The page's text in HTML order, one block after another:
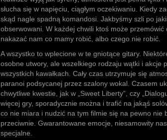
słucha się w napięciu, ciągłym oczekiwaniu. Kiedy
skąd nagle spadną komandosi. Jakbyśmy szli po
obserwowani. W każdej chwili ktoś może przemówić
nakazać nam co mamy robić, albo czego nie robić.
A wszystko to wplecione w te gniotące gitary.
osobne utwory, ale wszelkiego rodzaju wątki i akcje
wszystkich kawałkach. Cały czas utrzymuje się
paranoi podsycanej przez szalony wokal. Czasem
chwytliwe kwestie, jak w „Sweet Liberty”, czy
więcej gry, sporadycznie można i trafić na jakąś
co nie miara i nudzić na tym filmie się na pewno nie
przeciwnie. Gwarantowane emocje, niesamowity
specjalne.